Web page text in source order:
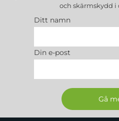
och skärmskydd i
Ditt namn
Din e-post